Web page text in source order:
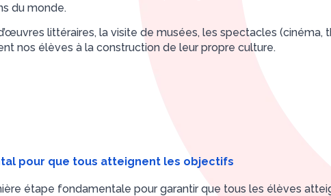
du monde.
littéraires, la visite de musées, les spectacles (cinéma,
nos élèves à la construction de leur propre culture.
pour que tous atteignent les objectifs
étape fondamentale pour garantir que tous les élèves